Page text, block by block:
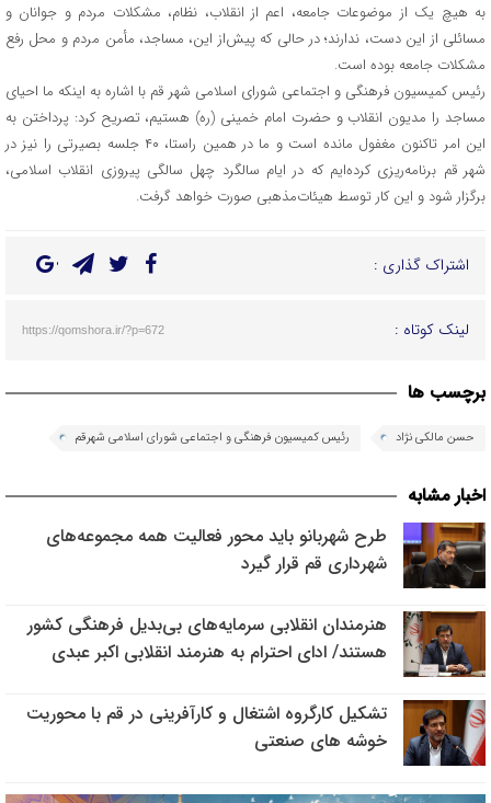
به هیچ یک از موضوعات جامعه، اعم از انقلاب، نظام، مشکلات مردم و جوانان و
مسائلی از این دست، ندارند؛ در حالی که پیش‌از این، مساجد، مأمن مردم و محل رفع
مشکلات جامعه بوده است.
رئیس کمیسیون فرهنگی و اجتماعی شورای اسلامی شهر قم با اشاره به اینکه ما احیای
مساجد را مدیون انقلاب و حضرت امام خمینی (ره) هستیم، تصریح کرد: پرداختن به
این امر تاکنون مغفول مانده است‌ و ما در همین راستا، ۴۰ جلسه بصیرتی را نیز در
شهر قم برنامه‌ریزی کرده‌ایم که در ایام سالگرد چهل سالگی پیروزی انقلاب اسلامی،
برگزار شود و این کار توسط هیئات‌مذهبی صورت خواهد گرفت.
اشتراک گذاری :
لینک کوتاه : https://qomshora.ir/?p=672
برچسب ها
حسن مالکی نژاد رئیس کمیسیون فرهنگی و اجتماعی شورای اسلامی شهرقم
اخبار مشابه
طرح شهربانو باید محور فعالیت همه مجموعه‌های
شهرداری قم قرار گیرد
هنرمندان انقلابی سرمایه‌های بی‌بدیل فرهنگی کشور
هستند/ ادای احترام به هنرمند انقلابی اکبر عبدی
تشکیل کارگروه اشتغال و کارآفرینی در قم با محوریت
خوشه های صنعتی